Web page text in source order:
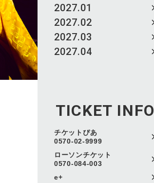
2027.01
2027.02
2027.03
2027.04
TICKET INFO
チケットぴあ
0570-02-9999
ローソンチケット
0570-084-003
e+